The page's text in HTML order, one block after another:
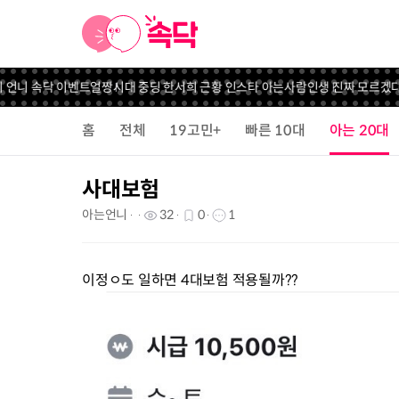
니 속닥 이벤트얼짱시대 중딩 한서희 근황 인스타 아는사람인생 진짜 모르겠다
홈 전체 19고민+ 빠른 10대 아는 20대
사대보험
아는언니 32 0 1
이정ㅇ도 일하면 4대보험 적용될까??